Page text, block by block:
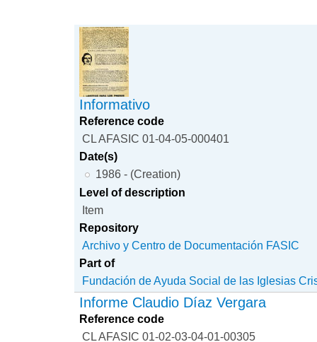
Informativo
Reference code
CL AFASIC 01-04-05-000401
Date(s)
1986 - (Creation)
Level of description
Item
Repository
Archivo y Centro de Documentación FASIC
Part of
Fundación de Ayuda Social de las Iglesias
Informe Claudio Díaz Vergara
Reference code
CL AFASIC 01-02-03-04-01-00305